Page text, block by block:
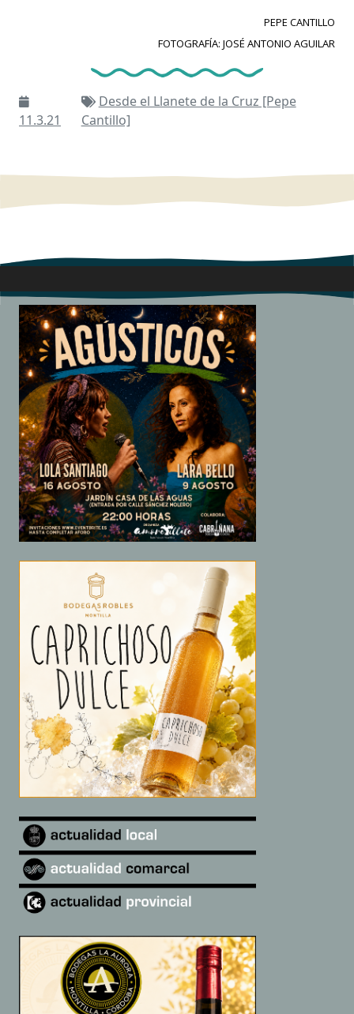
PEPE CANTILLO
FOTOGRAFÍA: JOSÉ ANTONIO AGUILAR
11.3.21
Desde el Llanete de la Cruz [Pepe
Cantillo]